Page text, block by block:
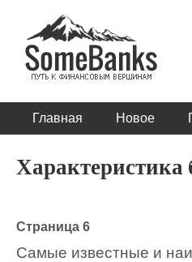
Главная Новое
Характеристика
Страница 6
Самые известные и